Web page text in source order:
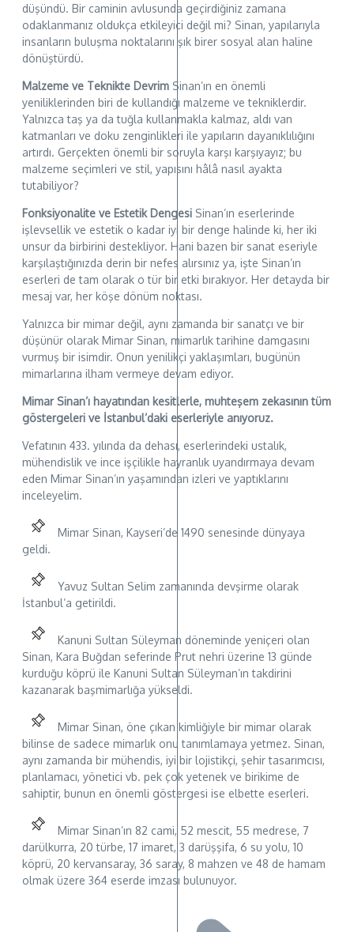
düşündü. Bir caminin avlusunda geçirdiğiniz zamana
odaklanmanız oldukça etkileyici değil mi? Sinan, yapılarıyla
insanların buluşma noktalarını şık birer sosyal alan haline
dönüştürdü.
Malzeme ve Teknikte Devrim Sinan’ın en önemli
yeniliklerinden biri de kullandığı malzeme ve tekniklerdir.
Yalnızca taş ya da tuğla kullanmakla kalmaz, aldı van
katmanları ve doku zenginlikleri ile yapıların dayanıklılığını
artırdı. Gerçekten önemli bir soruyla karşı karşıyayız; bu
malzeme seçimleri ve stil, yapısını hâlâ nasıl ayakta
tutabiliyor?
Fonksiyonalite ve Estetik Dengesi Sinan’ın eserlerinde
işlevsellik ve estetik o kadar iyi bir denge halinde ki, her iki
unsur da birbirini destekliyor. Hani bazen bir sanat eseriyle
karşılaştığınızda derin bir nefes alırsınız ya, işte Sinan’ın
eserleri de tam olarak o tür bir etki bırakıyor. Her detayda bir
mesaj var, her köşe dönüm noktası.
Yalnızca bir mimar değil, aynı zamanda bir sanatçı ve bir
düşünür olarak Mimar Sinan, mimarlık tarihine damgasını
vurmuş bir isimdir. Onun yenilikçi yaklaşımları, bugünün
mimarlarına ilham vermeye devam ediyor.
Mimar Sinan’ı hayatından kesitlerle, muhteşem zekasının tüm
göstergeleri ve İstanbul’daki eserleriyle anıyoruz.
Vefatının 433. yılında da dehası, eserlerindeki ustalık,
mühendislik ve ince işçilikle hayranlık uyandırmaya devam
eden Mimar Sinan’ın yaşamından izleri ve yaptıklarını
inceleyelim.
Mimar Sinan, Kayseri’de 1490 senesinde dünyaya
geldi.
Yavuz Sultan Selim zamanında devşirme olarak
İstanbul’a getirildi.
Kanuni Sultan Süleyman döneminde yeniçeri olan
Sinan, Kara Buğdan seferinde Prut nehri üzerine 13 günde
kurduğu köprü ile Kanuni Sultan Süleyman’ın takdirini
kazanarak başmimarlığa yükseldi.
Mimar Sinan, öne çıkan kimliğiyle bir mimar olarak
bilinse de sadece mimarlık onu tanımlamaya yetmez. Sinan,
aynı zamanda bir mühendis, iyi bir lojistikçi, şehir tasarımcısı,
planlamacı, yönetici vb. pek çok yetenek ve birikime de
sahiptir, bunun en önemli göstergesi ise elbette eserleri.
Mimar Sinan’ın 82 cami, 52 mescit, 55 medrese, 7
darülkurra, 20 türbe, 17 imaret, 3 darüşşifa, 6 su yolu, 10
köprü, 20 kervansaray, 36 saray, 8 mahzen ve 48 de hamam
olmak üzere 364 eserde imzası bulunuyor.